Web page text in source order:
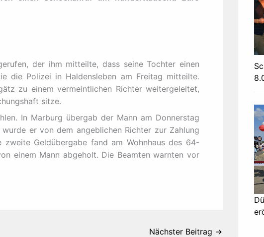
der ihm mitteilte, dass seine Tochter einen
die Polizei in Haldensleben am Freitag mitteilte.
zu einem vermeintlichen Richter weitergeleitet,
sitze.
In Marburg übergab der Mann am Donnerstag
er von dem angeblichen Richter zur Zahlung
Geldübergabe fand am Wohnhaus des 64-
einem Mann abgeholt. Die Beamten warnten vor
Nächster Beitrag →